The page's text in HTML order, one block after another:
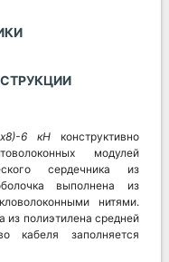
6 кН конструктивно
модулей
сердечника из
выполнена из
нитями.
из полиэтилена средней
кабеля заполняется